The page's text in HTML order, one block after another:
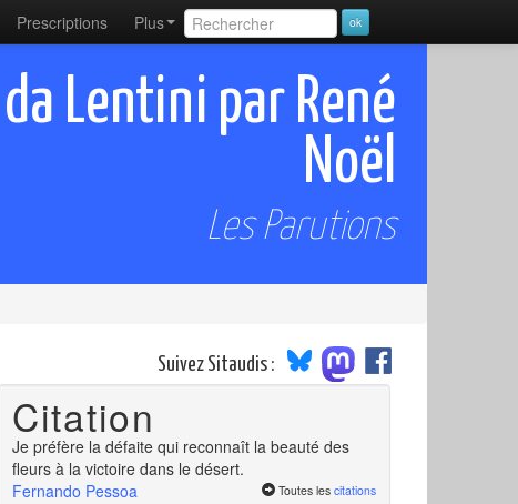
Prescriptions Plus
Lentini par René
Noël
Les Parutions
Suivez Sitaudis :
Citation
Je préfère la défaite qui reconnaît la beauté des
fleurs à la victoire dans le désert.
Fernando Pessoa
Toutes les citations